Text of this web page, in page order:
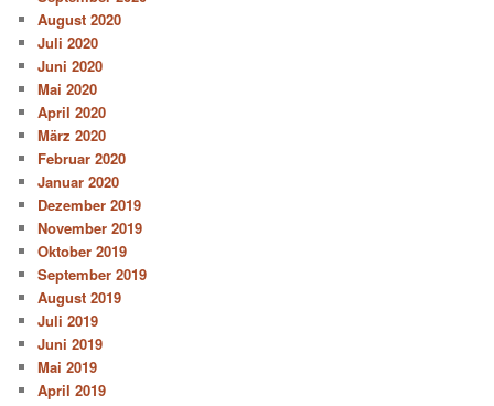
August 2020
Juli 2020
Juni 2020
Mai 2020
April 2020
März 2020
Februar 2020
Januar 2020
Dezember 2019
November 2019
Oktober 2019
September 2019
August 2019
Juli 2019
Juni 2019
Mai 2019
April 2019